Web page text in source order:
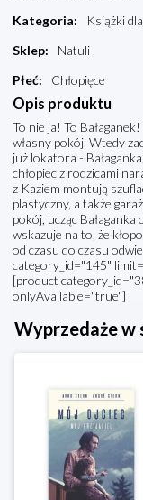
Kategoria:
Książki
Sklep:
Natuli
Płeć: Chłopięce
Opis produktu
To nie ja! To
własny pokój. Wtedy
już lokatora -
chłopiec z rodzicami
z Kaziem montują
plastyczny, a także
pokój, ucząc
wskazuje na to, że
od czasu do czasu
category_id="145"
[product
onlyAvailable="true"]
Wyprzedaże w